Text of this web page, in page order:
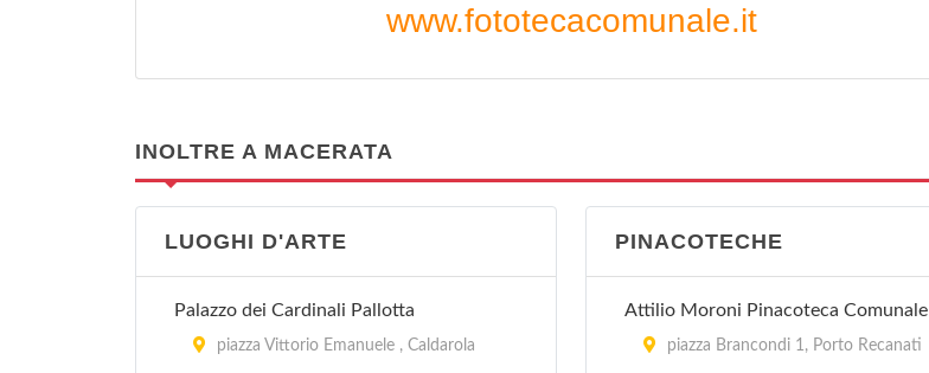
www.fototecacomunale.it
INOLTRE A MACERATA
LUOGHI D'ARTE
Palazzo dei Cardinali Pallotta
piazza Vittorio Emanuele , Caldarola
PINACOTECHE
Attilio Moroni Pinacoteca Comunale
piazza Brancondi 1, Porto Recanati